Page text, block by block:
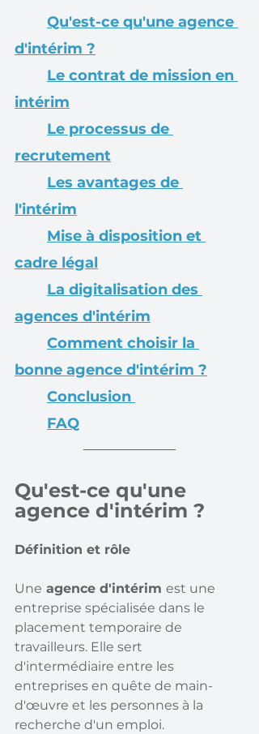
Qu'est-ce qu'une agence
d'intérim ?
Le contrat de mission en
intérim
Le processus de
recrutement
Les avantages de
l'intérim
Mise à disposition et
cadre légal
La digitalisation des
agences d'intérim
Comment choisir la
bonne agence d'intérim ?
Conclusion
FAQ
Qu'est-ce qu'une
agence d'intérim ?
Définition et rôle
Une agence d'intérim est une
entreprise spécialisée dans le
placement temporaire de
travailleurs. Elle sert
d'intermédiaire entre les
entreprises en quête de main-
d'œuvre et les personnes à la
recherche d'un emploi.